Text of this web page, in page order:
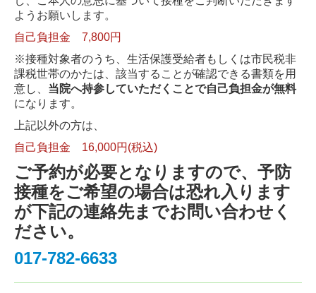
ようお願いします。
自己負担金 7,800円
※接種対象者のうち、生活保護受給者もしくは市民税非
課税世帯のかたは、該当することが確認できる書類を用
意し、 当院へ持参していただくことで自己負担金が無料
になります。
上記以外の方は、
自己負担金 16,000円(税込)
ご予約が必要となりますので、予防
接種をご希望の場合は恐れ入ります
が下記の連絡先までお問い合わせく
ださい。
017-782-6633